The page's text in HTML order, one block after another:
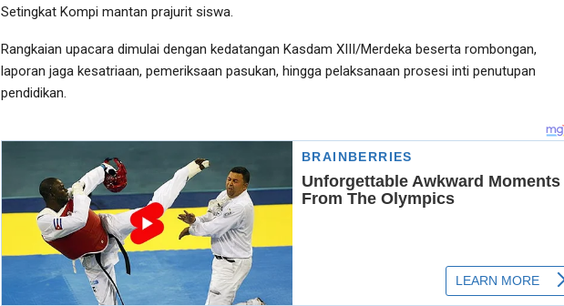
Setingkat Kompi mantan prajurit siswa.
Rangkaian upacara dimulai dengan kedatangan Kasdam XIII/Merdeka beserta rombongan,
laporan jaga kesatriaan, pemeriksaan pasukan, hingga pelaksanaan prosesi inti penutupan
pendidikan.